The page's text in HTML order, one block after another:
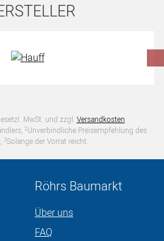
MwSt. und zzgl. Versandkosten
2Unverbindliche Preisempfehlung des
3Solange der Vorrat reicht.
Röhrs Baumarkt
Über uns
FAQ